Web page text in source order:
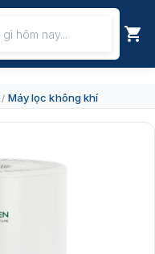
/ Máy lọc không khí